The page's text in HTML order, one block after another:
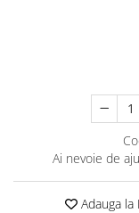
Ai nevoie de
Adauga la